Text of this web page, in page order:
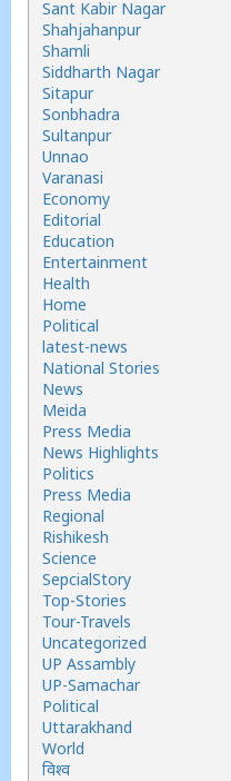
Sant Kabir Nagar
Shahjahanpur
Shamli
Siddharth Nagar
Sitapur
Sonbhadra
Sultanpur
Unnao
Varanasi
Economy
Editorial
Education
Entertainment
Health
Home
Political
latest-news
National Stories
News
Meida
Press Media
News Highlights
Politics
Press Media
Regional
Rishikesh
Science
SepcialStory
Top-Stories
Tour-Travels
Uncategorized
UP Assambly
UP-Samachar
Political
Uttarakhand
World
विश्व